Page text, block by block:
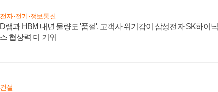
전자·전기·정보통신
D램과 HBM 내년 물량도 '품절', 고객사 위기감이 삼성전자 SK하이닉
스 협상력 더 키워
건설